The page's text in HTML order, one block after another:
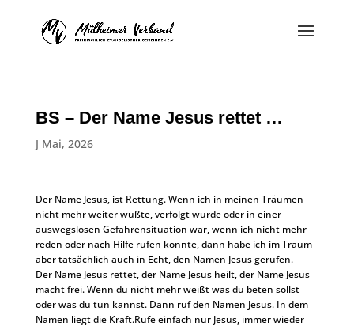
BS – Der Name Jesus rettet …
J Mai, 2026
Der Name Jesus, ist Rettung. Wenn ich in meinen Träumen
nicht mehr weiter wußte, verfolgt wurde oder in einer
auswegslosen Gefahrensituation war, wenn ich nicht mehr
reden oder nach Hilfe rufen konnte, dann habe ich im Traum
aber tatsächlich auch in Echt, den Namen Jesus gerufen.
Der Name Jesus rettet, der Name Jesus heilt, der Name Jesus
macht frei. Wenn du nicht mehr weißt was du beten sollst
oder was du tun kannst. Dann ruf den Namen Jesus. In dem
Namen liegt die Kraft.Rufe einfach nur Jesus, immer wieder